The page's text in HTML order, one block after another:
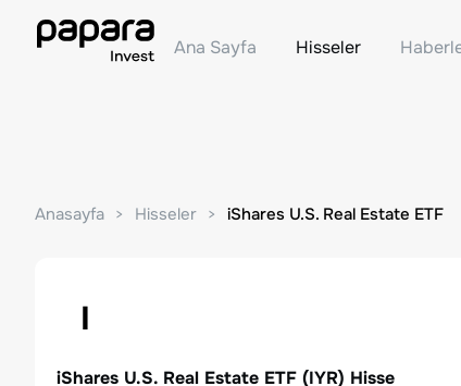
Ana Sayfa Hisseler
Anasayfa Hisseler iShares U.S. Real Estate ETF
I
iShares U.S. Real Estate ETF (IYR) Hisse